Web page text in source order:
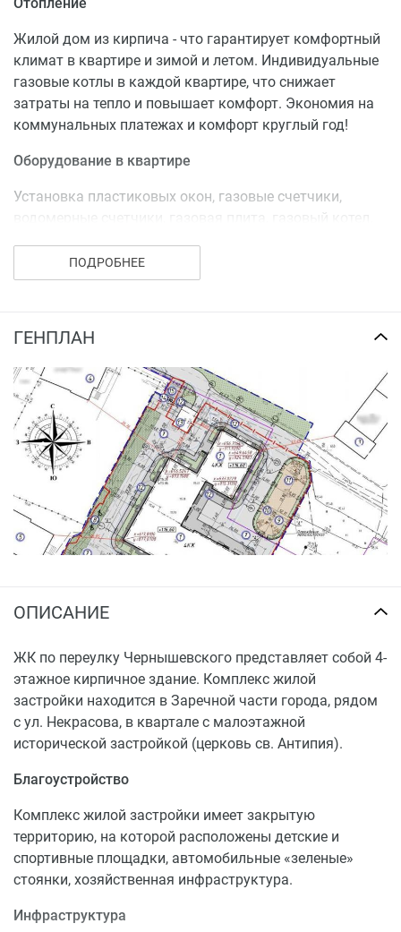
Жилой дом из кирпича - что гарантирует комфортный
климат в квартире и зимой и летом. Индивидуальные
газовые котлы в каждой квартире, что снижает
затраты на тепло и повышает комфорт. Экономия на
коммунальных платежах и комфорт круглый год!
Оборудование в квартире
Установка пластиковых окон, газовые счетчики,
водомерные счетчики, газовая плита, газовый котел.
Более 20 планировочных решений квартир, от
просторных однокомнатных квартир до
четрырехкомнатных. Квартиры с гардеробными и
кухнями-гостиными.
ПОДРОБНЕЕ
ГЕНПЛАН
ОПИСАНИЕ
ЖК по переулку Чернышевского представляет собой 4-
этажное кирпичное здание. Комплекс жилой
застройки находится в Заречной части города, рядом
с ул. Некрасова, в квартале с малоэтажной
исторической застройкой (церковь св. Антипия).
Благоустройство
Комплекс жилой застройки имеет закрытую
территорию, на которой расположены детские и
спортивные площадки, автомобильные «зеленые»
стоянки, хозяйственная инфраструктура.
Инфраструктура